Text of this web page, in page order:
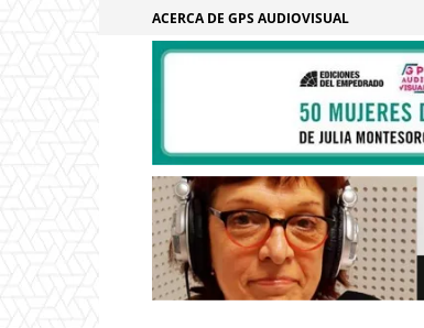
ACERCA DE GPS AUDIOVISUAL